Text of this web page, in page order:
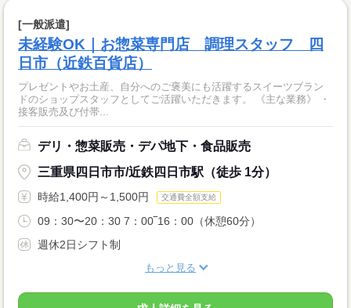
[一般派遣]
未経験OK｜お惣菜専門店 調理スタッフ 四
日市（近鉄百貨店）
プレゼントやお土産、自分へのご褒美にも活躍するスイーツブラン
ドのショップスタッフとしてご活躍いただきます。 《主な業務》 ・
接客販売及び付帯...
デリ・惣菜販売・デパ地下・食品販売
三重県四日市市/近鉄四日市駅（徒歩 1分）
時給1,400円～1,500円 交通費全額支給
09：30〜20：30 7：00‾16：00（休憩60分）
週休2日シフト制
もっと見る